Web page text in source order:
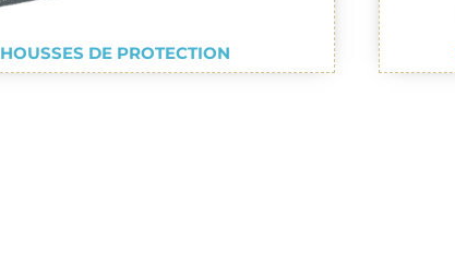
HOUSSES DE PROTECTION